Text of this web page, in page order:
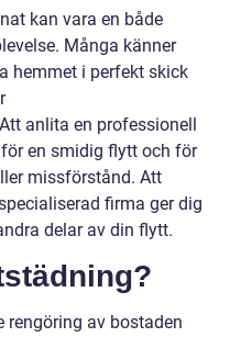
kan vara en både
Många känner
hemmet i perfekt skick
anlita en professionell
en smidig flytt och för
missförstånd. Att
firma ger dig
delar av din flytt.
av bostaden